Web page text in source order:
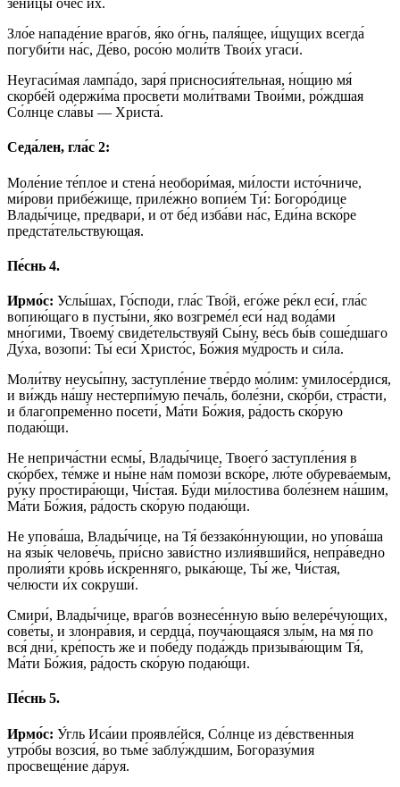
зе́ницы оче́с и́х.
Зло́е нападе́ние враго́в, я́ко о́гнь, паля́щее, и́щущих всегда́
погуби́ти на́с, Де́во, росо́ю моли́тв Твои́х угаси́.
Неугаси́мая лампа́до, заря́ присносия́тельная, но́щию мя́
скорбе́й одержи́ма просвети́ моли́твами Твои́ми, ро́ждшая
Со́лнце сла́вы — Христа́.
Седа́лен, гла́с 2:
Моле́ние те́плое и стена́ необори́мая, ми́лости исто́чниче,
ми́рови прибе́жище, приле́жно вопие́м Ти́: Богоро́дице
Влады́чице, предвари́, и от бе́д изба́ви на́с, Еди́на вско́ре
предста́тельствующая.
Пе́снь 4.
Ирмо́с: Услы́шах, Го́споди, гла́с Тво́й, его́же ре́кл еси́, гла́с
вопию́щаго в пусты́ни, я́ко возгреме́л еси́ над вода́ми
мно́гими, Твоему́ свиде́тельствуяй Сы́ну, ве́сь бы́в соше́дшаго
Ду́ха, возопи́: Ты́ еси́ Христо́с, Бо́жия му́дрость и си́ла.
Моли́тву неусы́пну, заступле́ние тве́рдо мо́лим: умилосе́рдися,
и ви́ждь на́шу нестерпи́мую печа́ль, боле́зни, ско́рби, стра́сти,
и благопреме́нно посети́, Ма́ти Бо́жия, ра́дость ско́рую
подаю́щи.
Не неприча́стни есмы́, Влады́чице, Твоего́ заступле́ния в
ско́рбех, те́мже и ны́не на́м помози́ вско́ре, лю́те обурева́емым,
ру́ку простира́ющи, Чи́стая. Бу́ди ми́лостива боле́знем на́шим,
Ма́ти Бо́жия, ра́дость ско́рую подаю́щи.
Не упова́ша, Влады́чице, на Тя́ беззако́ннующии, но упова́ша
на язы́к челове́чь, при́сно зави́стно излия́вшийся, непра́ведно
пролия́ти кро́вь и́скренняго, рыка́юще, Ты́ же, Чи́стая,
че́люсти и́х сокруши́.
Смири́, Влады́чице, враго́в вознесе́нную вы́ю велере́чующих,
сове́ты, и злонра́вия, и сердца́, поуча́ющаяся злы́м, на мя́ по
вся́ дни́, кре́пость же и побе́ду пода́ждь призыва́ющим Тя́,
Ма́ти Бо́жия, ра́дость ско́рую подаю́щи.
Пе́снь 5.
Ирмо́с: У́гль Иса́ии проявле́йся, Со́лнце из де́вственныя
утро́бы возсия́, во тьме́ заблу́ждшим, Богоразу́мия
просвеще́ние да́руя.